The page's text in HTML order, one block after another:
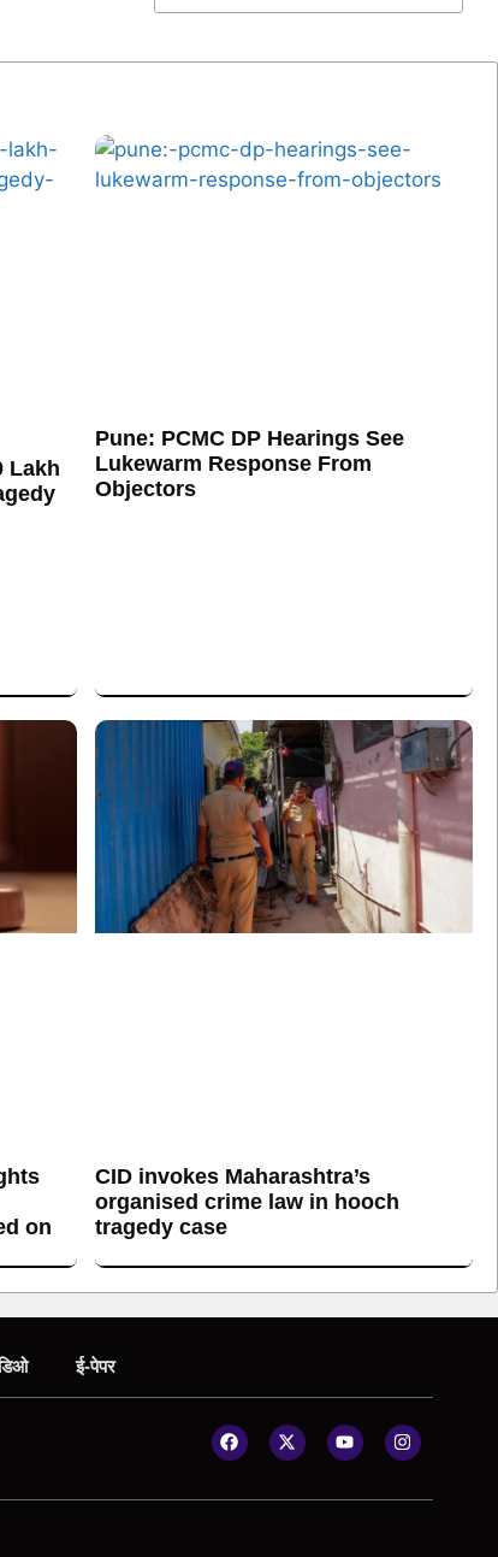
Lakh
Pune: PCMC DP Hearings See
Lukewarm Response From
Objectors
on
CID invokes Maharashtra’s
organised crime law in hooch
tragedy case
ई-पेपर